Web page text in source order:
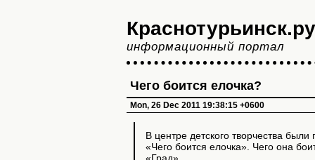
Краснотурьинск.ру
информационный портал
Чего боится елочка?
Mon, 26 Dec 2011 19:38:15 +0600
В центре детского творчества были
«Чего боится елочка». Чего она